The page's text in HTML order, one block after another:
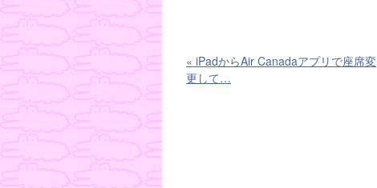
« iPadからAir Canadaアプリで座席変
更して…